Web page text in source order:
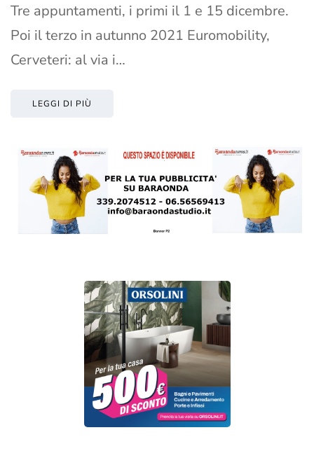
Tre appuntamenti, i primi il 1 e 15 dicembre.
Poi il terzo in autunno 2021 Euromobility,
Cerveteri: al via i…
LEGGI DI PIÙ